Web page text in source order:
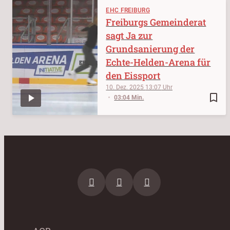
EHC FREIBURG
bookmark_border
10. Dez. 2025 13:07
03:04 Min.
Freiburgs Gemeinderat
sagt Ja zur
Grundsanierung der
Echte-Helden-Arena für
den Eissport